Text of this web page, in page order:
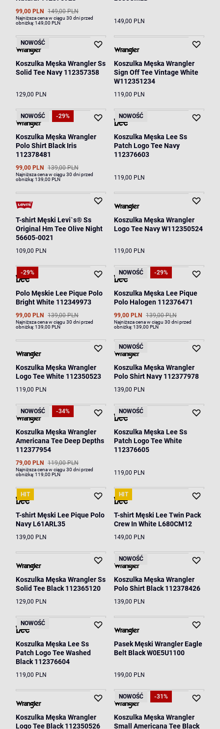
99,00 PLN 149,00 PLN
Najniższa cena w ciągu 30 dni przed
obniżką:149,00 PLN 149,00 PLN
NOWOŚĆ
Koszulka Męska Wrangler Ss
Solid Tee Navy 112357358
129,00 PLN
Koszulka Męska Wrangler
Sign Off Tee Vintage White
W112351234
119,00 PLN
NOWOŚĆ -29%
Koszulka Męska Wrangler
Polo Shirt Black Iris
112378481
99,00 PLN 139,00 PLN
Najniższa cena w ciągu 30 dni przed
obniżką:139,00 PLN
NOWOŚĆ
Koszulka Męska Lee Ss
Patch Logo Tee Navy
112376603
119,00 PLN
T-shirt Męski Levi`s® Ss
Original Hm Tee Olive Night
56605-0021
109,00 PLN
Koszulka Męska Wrangler
Logo Tee Navy W112350524
119,00 PLN
-29%
Polo Męskie Lee Pique Polo
Bright White 112349973
99,00 PLN 139,00 PLN
Najniższa cena w ciągu 30 dni przed
obniżką:139,00 PLN
NOWOŚĆ -29%
Koszulka Męska Lee Pique
Polo Halogen 112376471
99,00 PLN 139,00 PLN
Najniższa cena w ciągu 30 dni przed
obniżką:139,00 PLN
Koszulka Męska Wrangler
Logo Tee White 112350523
119,00 PLN
NOWOŚĆ
Koszulka Męska Wrangler
Polo Shirt Navy 112377978
139,00 PLN
NOWOŚĆ -34%
Koszulka Męska Wrangler
Americana Tee Deep Depths
112377954
79,00 PLN 119,00 PLN
Najniższa cena w ciągu 30 dni przed
obniżką:119,00 PLN
NOWOŚĆ
Koszulka Męska Lee Ss
Patch Logo Tee White
112376605
119,00 PLN
HIT
T-shirt Męski Lee Pique Polo
Navy L61ARL35
139,00 PLN
HIT
T-shirt Męski Lee Twin Pack
Crew In White L680CM12
149,00 PLN
Koszulka Męska Wrangler Ss
Solid Tee Black 112365120
129,00 PLN
NOWOŚĆ
Koszulka Męska Wrangler
Polo Shirt Black 112378426
139,00 PLN
NOWOŚĆ
Koszulka Męska Lee Ss
Patch Logo Tee Washed
Black 112376604
119,00 PLN
Pasek Męski Wrangler Eagle
Belt Black W0E5U1100
199,00 PLN
Koszulka Męska Wrangler
Logo Tee Black 112350526
NOWOŚĆ -31%
Koszulka Męska Wrangler
Small Americana Tee Black